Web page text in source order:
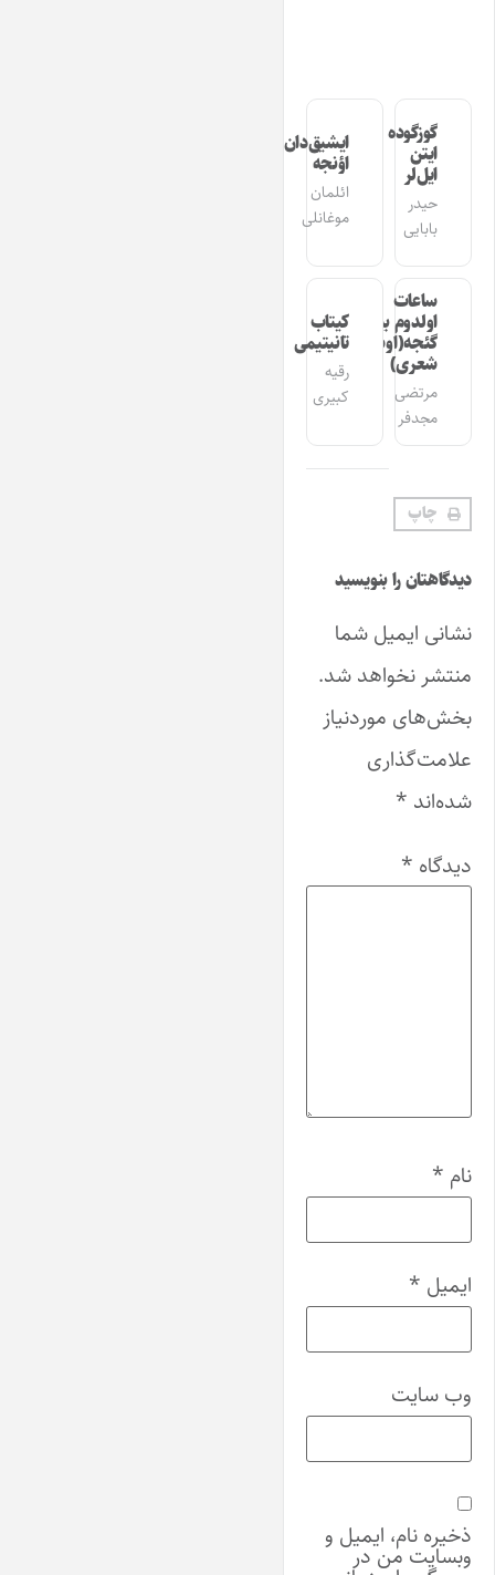
گوزگوده
ایتن
ایل‌لر
حیدر
بابایی
ایشیق‌دان
اؤنجه
ائلمان
موغانلی
ساعات
اولدوم بیر
گئجه(اوشاق
شعری)
مرتضی
مجدفر
کیتاب
تانیتیمی
رقیه
کبیری
چاپ
دیدگاهتان را بنویسید
نشانی ایمیل شما
منتشر نخواهد شد.
بخش‌های موردنیاز
علامت‌گذاری
شده‌اند *
دیدگاه *
نام *
ایمیل *
وب‌ سایت
ذخیره نام، ایمیل و
وبسایت من در